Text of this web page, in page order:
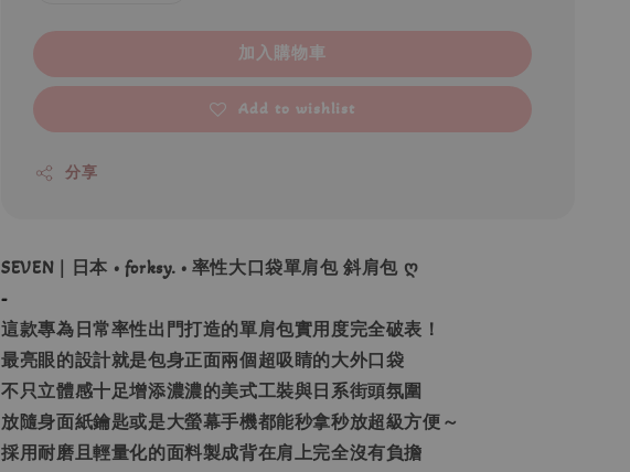
加入購物車
Add to wishlist
分享
SEVEN｜日本 • forksy. • 率性大口袋單肩包 斜肩包 ღ
-
這款專為日常率性出門打造的單肩包實用度完全破表！
最亮眼的設計就是包身正面兩個超吸睛的大外口袋
不只立體感十足增添濃濃的美式工裝與日系街頭氛圍
放隨身面紙鑰匙或是大螢幕手機都能秒拿秒放超級方便～
採用耐磨且輕量化的面料製成背在肩上完全沒有負擔